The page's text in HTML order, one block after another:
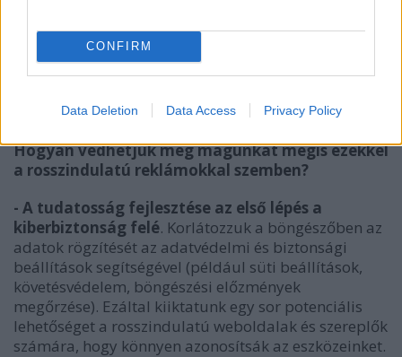
CONFIRM
Data Deletion Data Access Privacy Policy
Hogyan védhetjük meg magunkat mégis ezekkel
a rosszindulatú reklámokkal szemben?
- A tudatosság fejlesztése az első lépés a
kiberbiztonság felé. Korlátozzuk a böngészőben az
adatok rögzítését az adatvédelmi és biztonsági
beállítások segítségével (például süti beállítások,
követésvédelem, böngészési előzmények
megőrzése). Ezáltal kiiktatunk egy sor potenciális
lehetőséget a rosszindulatú weboldalak és szereplők
számára, hogy könnyen azonosítsák az eszközeinket.